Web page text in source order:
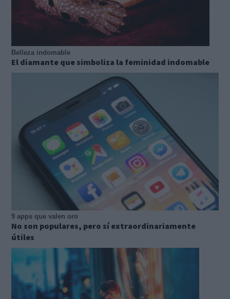
Belleza indomable
El diamante que simboliza la feminidad indomable
9 apps que valen oro
No son populares, pero sí extraordinariamente
útiles